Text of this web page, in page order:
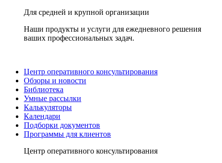
Для средней и крупной организации
Наши продукты и услуги для ежедневного решения
ваших профессиональных задач.
Центр оперативного консультирования
Обзоры и новости
Библиотека
Умные рассылки
Калькуляторы
Календари
Подборки документов
Программы для клиентов
Центр оперативного консультирования